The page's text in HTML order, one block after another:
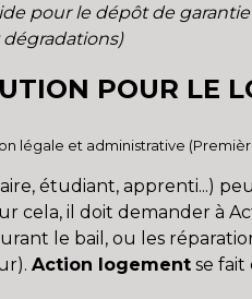
pour le dépôt de
POUR LE
légale et administrative
étudiant, apprenti...)
cela, il doit demander à
le bail, ou les
Action logement se